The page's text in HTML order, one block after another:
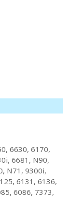
6630, 6170,
6681, N90,
N71, 9300i,
6131, 6136,
6086, 7373,